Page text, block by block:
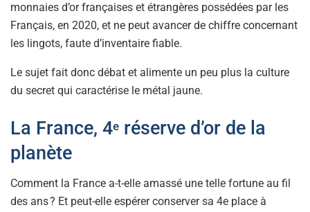
monnaies d’or françaises et étrangères possédées par les
Français, en 2020, et ne peut avancer de chiffre concernant
les lingots, faute d’inventaire fiable.
Le sujet fait donc débat et alimente un peu plus la culture
du secret qui caractérise le métal jaune.
La France, 4e réserve d’or de la
planète
Comment la France a-t-elle amassé une telle fortune au fil
des ans ? Et peut-elle espérer conserver sa 4e place à